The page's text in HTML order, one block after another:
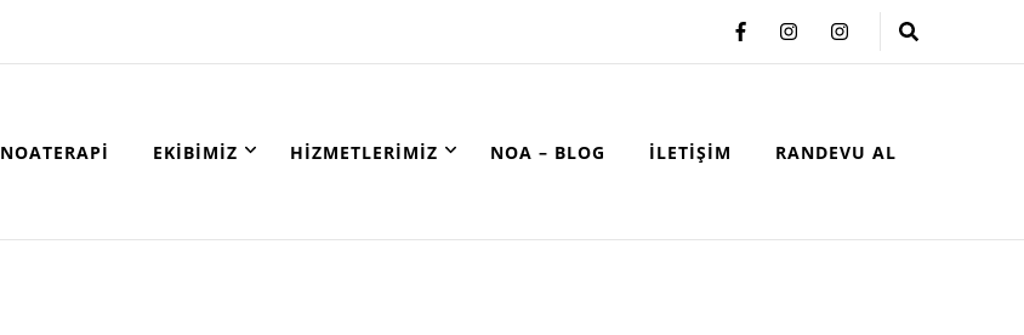
NOATERAPI EKIBIMIZ HIZMETLERIMIZ NOA – BLOG İLETIŞIM RANDEVU AL